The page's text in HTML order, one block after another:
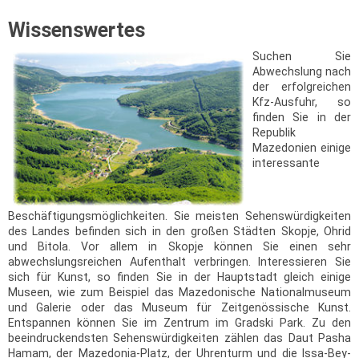
Wissenswertes
Suchen Sie
Abwechslung nach
der erfolgreichen
Kfz-Ausfuhr, so
finden Sie in der
Republik
Mazedonien einige
interessante
Beschäftigungsmöglichkeiten. Sie meisten Sehenswürdigkeiten
des Landes befinden sich in den großen Städten Skopje, Ohrid
und Bitola. Vor allem in Skopje können Sie einen sehr
abwechslungsreichen Aufenthalt verbringen. Interessieren Sie
sich für Kunst, so finden Sie in der Hauptstadt gleich einige
Museen, wie zum Beispiel das Mazedonische Nationalmuseum
und Galerie oder das Museum für Zeitgenössische Kunst.
Entspannen können Sie im Zentrum im Gradski Park. Zu den
beeindruckendsten Sehenswürdigkeiten zählen das Daut Pasha
Hamam, der Mazedonia-Platz, der Uhrenturm und die Issa-Bey-